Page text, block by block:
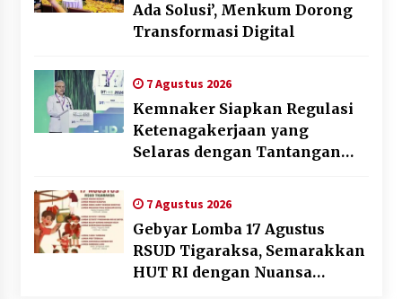
Ada Solusi’, Menkum Dorong
Transformasi Digital
7 Agustus 2026
Kemnaker Siapkan Regulasi
Ketenagakerjaan yang
Selaras dengan Tantangan
7 Agustus 2026
Gebyar Lomba 17 Agustus
RSUD Tigaraksa, Semarakkan
HUT RI dengan Nuansa